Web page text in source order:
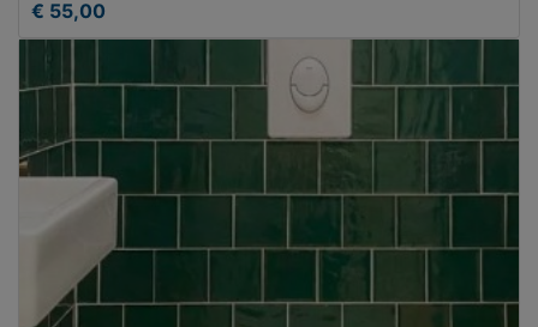
€ 55,00